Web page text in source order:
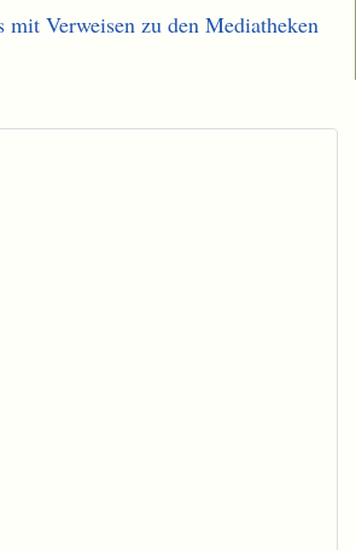
mit Verweisen zu den Mediatheken